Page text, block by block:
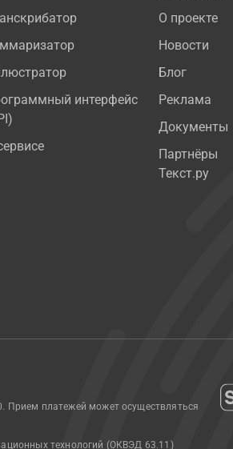
интерфейс
О проекте
Новости
Блог
Реклама
Документы
Партнёры
Текст.ру
Прием платежей может осуществляться
технологий (ОКВЭД 63.11)